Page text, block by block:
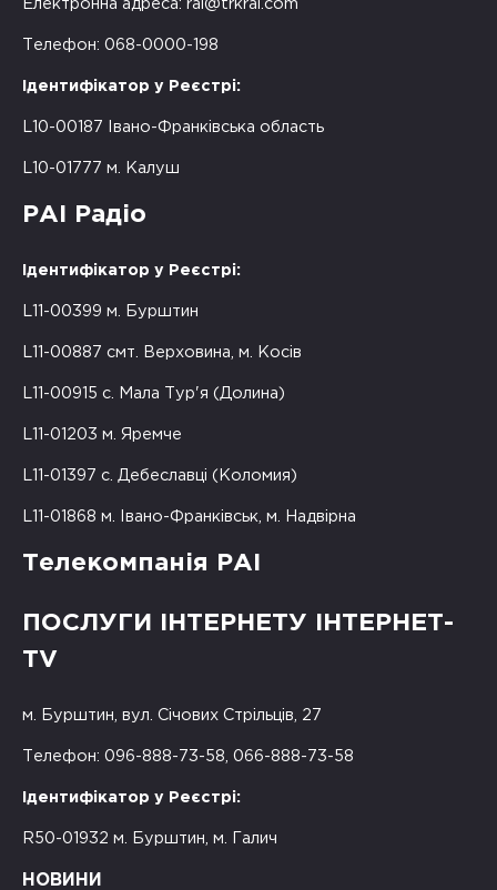
Електронна адреса: rai@trkrai.com
Телефон: 068-0000-198
Ідентифікатор у Реєстрі:
L10-00187 Івано-Франківська область
L10-01777 м. Калуш
РАІ Радіо
Ідентифікатор у Реєстрі:
L11-00399 м. Бурштин
L11-00887 смт. Верховина, м. Косів
L11-00915 с. Мала Тур'я (Долина)
L11-01203 м. Яремче
L11-01397 с. Дебеславці (Коломия)
L11-01868 м. Івано-Франківськ, м. Надвірна
Телекомпанія РАІ
ПОСЛУГИ ІНТЕРНЕТУ ІНТЕРНЕТ-
TV
м. Бурштин, вул. Січових Стрільців, 27
Телефон: 096-888-73-58, 066-888-73-58
Ідентифікатор у Реєстрі:
R50-01932 м. Бурштин, м. Галич
НОВИНИ